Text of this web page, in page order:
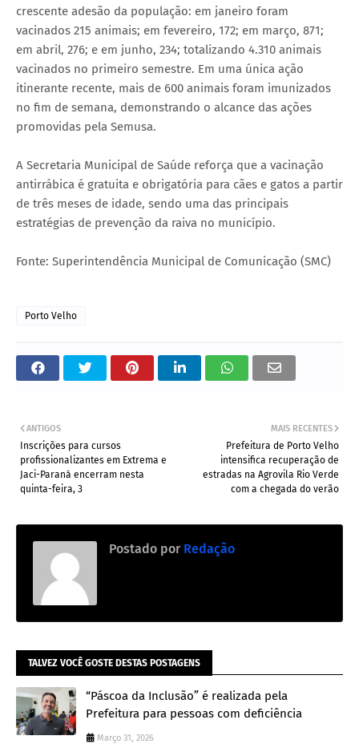
crescente adesão da população: em janeiro foram
vacinados 215 animais; em fevereiro, 172; em março, 871;
em abril, 276; e em junho, 234; totalizando 4.310 animais
vacinados no primeiro semestre. Em uma única ação
itinerante recente, mais de 600 animais foram imunizados
no fim de semana, demonstrando o alcance das ações
promovidas pela Semusa.
A Secretaria Municipal de Saúde reforça que a vacinação
antirrábica é gratuita e obrigatória para cães e gatos a partir
de três meses de idade, sendo uma das principais
estratégias de prevenção da raiva no município.
Fonte: Superintendência Municipal de Comunicação (SMC)
Porto Velho
MAIS RECENTES
Prefeitura de Porto Velho
intensifica recuperação de
estradas na Agrovila Rio Verde
com a chegada do verão
ANTIGOS
Inscrições para cursos
profissionalizantes em Extrema e
Jaci-Paraná encerram nesta
quinta-feira, 3
Postado por Redação
TALVEZ VOCÊ GOSTE DESTAS POSTAGENS
“Páscoa da Inclusão” é realizada pela
Prefeitura para pessoas com deficiência
Março 31, 2026